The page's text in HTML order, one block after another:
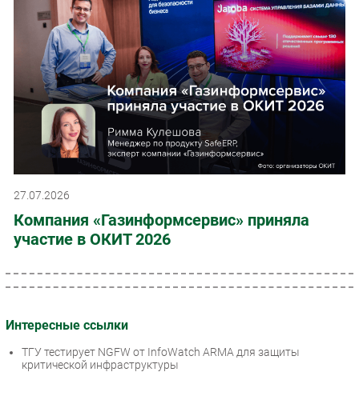
27.07.2026
Компания «Газинформсервис» приняла
участие в ОКИТ 2026
Интересные ссылки
ТГУ тестирует NGFW от InfoWatch ARMA для защиты
критической инфраструктуры